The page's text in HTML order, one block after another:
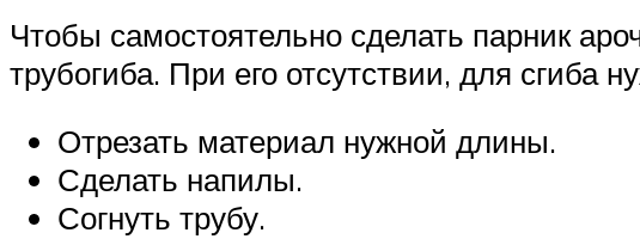
Чтобы самостоятельно сделать парник
трубогиба. При его отсутствии, для
Отрезать материал нужной длины.
Сделать напилы.
Согнуть трубу.